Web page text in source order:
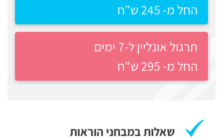
שפי
נציבות
המדינה
משטרה
הכנה
למבחני
מיון
לעבודה
חיפוש
החל מ- 245 ש"ח
תרגול אונליין ל-7 ימים
החל מ- 295 ש"ח
שאלות במבחני הוראות